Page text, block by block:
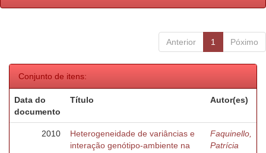
Anterior 1 Póximo
Conjunto de itens:
Data do
documento
Título Autor(es)
2010
Heterogeneidade de variâncias e
interação genótipo-ambiente na
Faquinello,
Patrícia